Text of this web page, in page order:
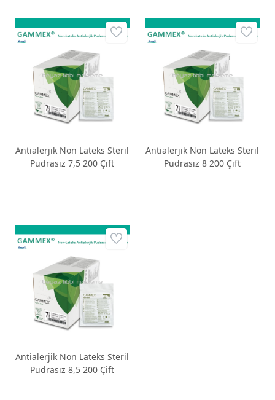
Antialerjik Non Lateks Steril
Pudrasız 7,5 200 Çift
Antialerjik Non Lateks Steril
Pudrasız 8 200 Çift
Antialerjik Non Lateks Steril
Pudrasız 8,5 200 Çift